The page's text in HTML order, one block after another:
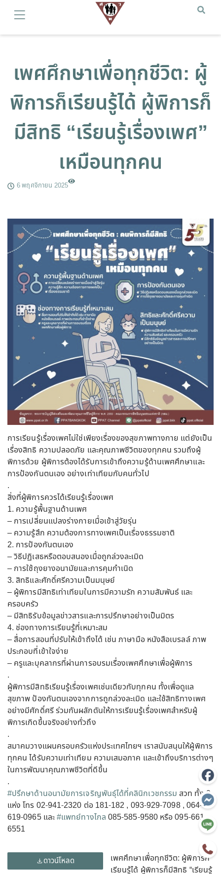
เพศศึกษาเพื่อทุกชีวิต: ผู้
พิการก็เรียนรู้ได้ ผู้พิการก็
มีสิทธิ “เรียนรู้เรื่องเพศ”
เหมือนทุกคน
6 พฤศจิกายน 2025
การเรียนรู้เรื่องเพศไม่ใช่เพียงเรื่องของสุขภาพทางกาย แต่ยังเป็น
เรื่องสิทธิ ความปลอดภัย และคุณภาพชีวิตของทุกคน รวมถึงผู้
พิการด้วย ผู้พิการต้องได้รับการเข้าถึงความรู้ด้านเพศศึกษาและ
การป้องกันตนเอง อย่างเท่าเทียมกับคนทั่วไป
.
สิ่งที่ผู้พิการควรได้เรียนรู้เรื่องเพศ
1. ความรู้พื้นฐานด้านเพศ
– การเปลี่ยนแปลงร่างกายเมื่อเข้าสู่วัยรุ่น
– ความรู้สึก ความต้องการทางเพศเป็นเรื่องธรรมชาติ
2. การป้องกันตนเอง
– วิธีปฏิเสธหรือตอบสนองเมื่อถูกล่วงละเมิด
– การใช้ถุงยางอนามัยและการคุมกำเนิด
3. สิทธิและศักดิ์ศรีความเป็นมนุษย์
– ผู้พิการมีสิทธิเท่าเทียมในการมีความรัก ความสัมพันธ์ และ
ครอบครัว
– มีสิทธิรับข้อมูลข่าวสารและการปรึกษาอย่างเป็นมิตร
4. ช่องทางการเรียนรู้ที่เหมาะสม
– สื่อการสอนที่ปรับให้เข้าถึงได้ เช่น ภาษามือ หนังสือเบรลล์ ภาพ
ประกอบที่เข้าใจง่าย
– ครูและบุคลากรที่ผ่านการอบรมเรื่องเพศศึกษาเพื่อผู้พิการ
.
ผู้พิการมีสิทธิเรียนรู้เรื่องเพศเช่นเดียวกับทุกคน ทั้งเพื่อดูแล
สุขภาพ ป้องกันตนเองจากการถูกล่วงละเมิด และใช้สิทธิทางเพศ
อย่างมีศักดิ์ศรี ร่วมกันผลักดันให้การเรียนรู้เรื่องเพศสำหรับผู้
พิการเกิดขึ้นจริงอย่างทั่วถึง
.
สมาคมวางแผนครอบครัวแห่งประเทศไทยฯ เราสนับสนุนให้ผู้พิการ
ทุกคน ได้รับความเท่าเทียม ความเสมอภาค และเข้าถึงบริการต่างๆ
ในการพัฒนาคุณภาพชีวิตที่ดีขึ้น
.
#ปรึกษาด้านอนามัยการเจริญพันธุ์ได้ที่คลินิกเวชกรรม สวท ทั้ง 9
แห่ง โทร 02-941-2320 ต่อ 181-182 , 093-929-7098 , 064-
619-0965 และ#แพทย์ทางไกล 085-585-9580 หรือ 095-661-
6551
ดาวน์โหลด
เพศศึกษาเพื่อทุกชีวิต: ผู้พิการก็
เรียนรู้ได้ ผู้พิการก็มีสิทธิ “เรียนรู้